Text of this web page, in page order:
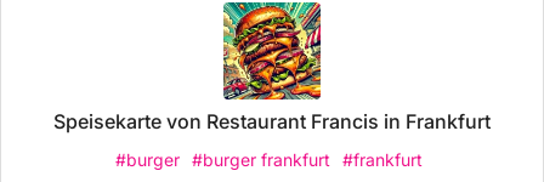
Speisekarte von Restaurant Francis in Frankfurt
#burger #burger frankfurt #frankfurt